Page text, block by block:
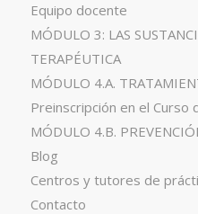
Equipo docente
MÓDULO 3: LAS
TERAPÉUTICA
MÓDULO 4.A.
Preinscripción en el Curso
MÓDULO 4.B.
Blog
Centros y tutores de
Contacto